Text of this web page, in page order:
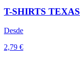
T-SHIRTS TEXAS
Desde
2,79 €